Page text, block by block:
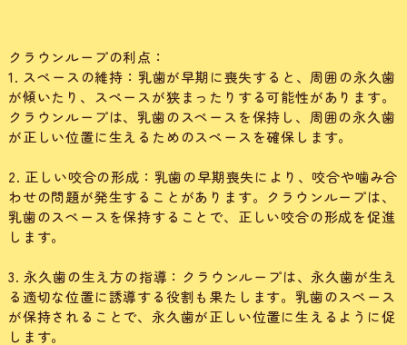
クラウンループの利点：
1. スペースの維持：乳歯が早期に喪失すると、周囲の永久歯
が傾いたり、スペースが狭まったりする可能性があります。
クラウンループは、乳歯のスペースを保持し、周囲の永久歯
が正しい位置に生えるためのスペースを確保します。
2. 正しい咬合の形成：乳歯の早期喪失により、咬合や噛み合
わせの問題が発生することがあります。クラウンループは、
乳歯のスペースを保持することで、正しい咬合の形成を促進
します。
3. 永久歯の生え方の指導：クラウンループは、永久歯が生え
る適切な位置に誘導する役割も果たします。乳歯のスペース
が保持されることで、永久歯が正しい位置に生えるように促
します。